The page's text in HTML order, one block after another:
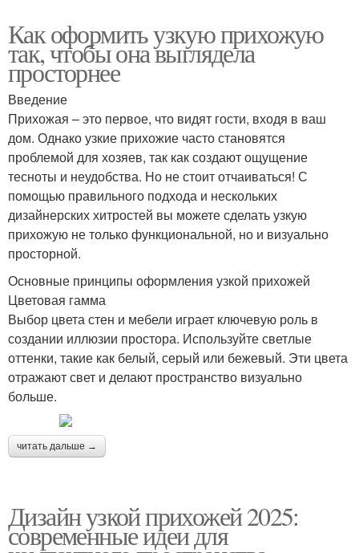
Как оформить узкую прихожую
так, чтобы она выглядела
просторнее
Введение
Прихожая – это первое, что видят гости, входя в ваш
дом. Однако узкие прихожие часто становятся
проблемой для хозяев, так как создают ощущение
тесноты и неудобства. Но не стоит отчаиваться! С
помощью правильного подхода и нескольких
дизайнерских хитростей вы можете сделать узкую
прихожую не только функциональной, но и визуально
просторной.
Основные принципы оформления узкой прихожей
Цветовая гамма
Выбор цвета стен и мебели играет ключевую роль в
создании иллюзии простора. Используйте светлые
оттенки, такие как белый, серый или бежевый. Эти цвета
отражают свет и делают пространство визуально
больше.
читать дальше →
Дизайн узкой прихожей 2025:
современные идеи для